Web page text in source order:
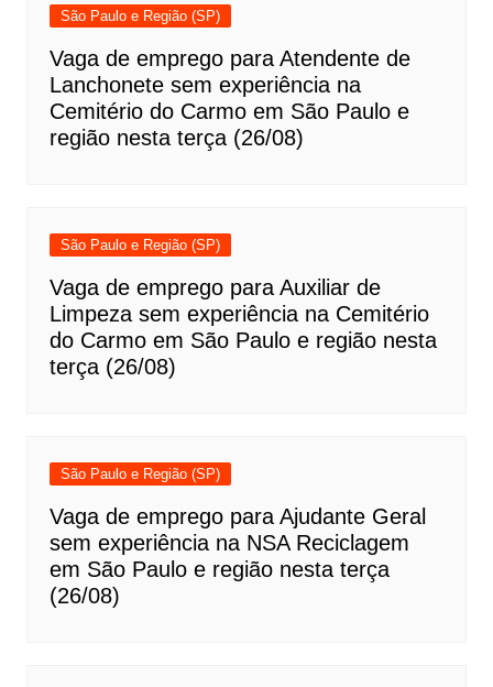
São Paulo e Região (SP)
Vaga de emprego para Atendente de
Lanchonete sem experiência na
Cemitério do Carmo em São Paulo e
região nesta terça (26/08)
São Paulo e Região (SP)
Vaga de emprego para Auxiliar de
Limpeza sem experiência na Cemitério
do Carmo em São Paulo e região nesta
terça (26/08)
São Paulo e Região (SP)
Vaga de emprego para Ajudante Geral
sem experiência na NSA Reciclagem
em São Paulo e região nesta terça
(26/08)